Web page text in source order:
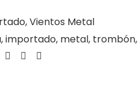
,Vientos Metal
,importado, metal, trombón,